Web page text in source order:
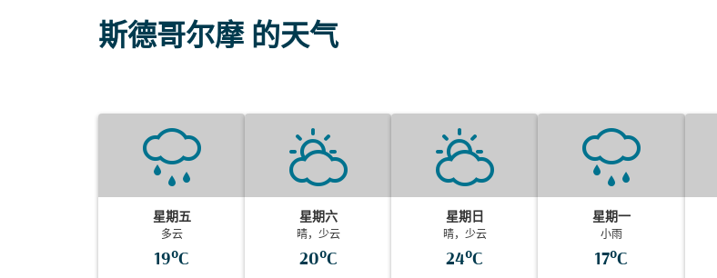
斯德哥尔摩 的天气
星期五
多云
19°C
星期六
晴，少云
20°C
星期日
晴，少云
24°C
星期一
小雨
17°C